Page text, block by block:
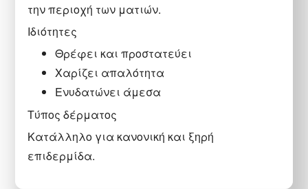
την περιοχή των ματιών.
Ιδιότητες
Θρέφει και προστατεύει
Χαρίζει απαλότητα
Ενυδατώνει άμεσα
Τύπος δέρματος
Κατάλληλο για κανονική και ξηρή
επιδερμίδα.